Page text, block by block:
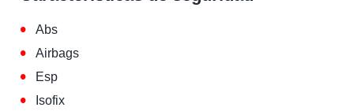
• Abs
• Airbags
• Esp
• Isofix